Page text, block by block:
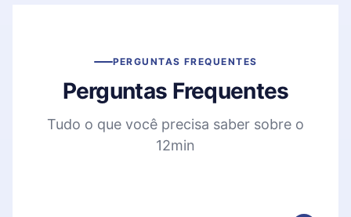
PERGUNTAS FREQUENTES
Perguntas Frequentes
Tudo o que você precisa saber sobre o
12min